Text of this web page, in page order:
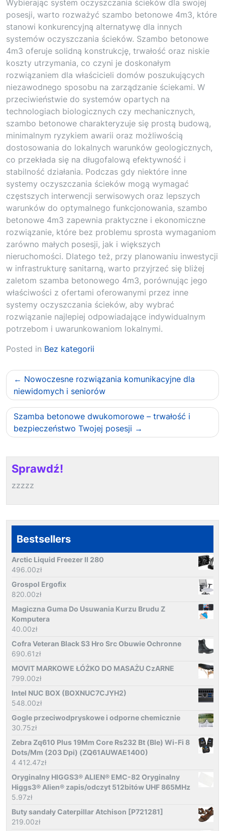
Wybierając system oczyszczania ścieków dla swojej
posesji, warto rozważyć szambo betonowe 4m3, które
stanowi konkurencyjną alternatywę dla innych
systemów oczyszczania ścieków. Szambo betonowe
4m3 oferuje solidną konstrukcję, trwałość oraz niskie
koszty utrzymania, co czyni je doskonałym
rozwiązaniem dla właścicieli domów poszukujących
niezawodnego sposobu na zarządzanie ściekami. W
przeciwieństwie do systemów opartych na
technologiach biologicznych czy mechanicznych,
szambo betonowe charakteryzuje się prostą budową,
minimalnym ryzykiem awarii oraz możliwością
dostosowania do lokalnych warunków geologicznych,
co przekłada się na długofalową efektywność i
stabilność działania. Podczas gdy niektóre inne
systemy oczyszczania ścieków mogą wymagać
częstszych interwencji serwisowych oraz lepszych
warunków do optymalnego funkcjonowania, szambo
betonowe 4m3 zapewnia praktyczne i ekonomiczne
rozwiązanie, które bez problemu sprosta wymaganiom
zarówno małych posesji, jak i większych
nieruchomości. Dlatego też, przy planowaniu inwestycji
w infrastrukturę sanitarną, warto przyjrzeć się bliżej
zaletom szamba betonowego 4m3, porównując jego
właściwości z ofertami oferowanymi przez inne
systemy oczyszczania ścieków, aby wybrać
rozwiązanie najlepiej odpowiadające indywidualnym
potrzebom i uwarunkowaniom lokalnymi.
Posted in Bez kategorii
Nawigacja
wpisu
Nowoczesne rozwiązania komunikacyjne dla
niewidomych i seniorów
Szamba betonowe dwukomorowe – trwałość i
bezpieczeństwo Twojej posesji
Sprawdź!
zzzzz
Bestsellers
Arctic Liquid Freezer II 280
496.00zł
Grospol Ergofix
820.00zł
Magiczna Guma Do Usuwania Kurzu Brudu Z
Komputera
40.00zł
Cofra Veteran Black S3 Hro Src Obuwie Ochronne
690.61zł
MOVIT MARKOWE ŁÓŻKO DO MASAŻU CzARNE
799.00zł
Intel NUC BOX (BOXNUC7CJYH2)
548.00zł
Gogle przeciwodpryskowe i odporne chemicznie
30.75zł
Zebra Zq610 Plus 19Mm Core Rs232 Bt (Ble) Wi-Fi 8
Dots/Mm (203 Dpi) (ZQ61AUWAE1400)
4 412.47zł
Oryginalny HIGGS3® ALIEN® EMC-82 Oryginalny
Higgs3® Alien® zapis/odczyt 512bitów UHF 865MHz
5.97zł
Buty sandały Caterpillar Atchison [P721281]
219.00zł